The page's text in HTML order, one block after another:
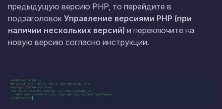
предыдущую версию PHP, то перейдите в
подзаголовок Управление версиями PHP (при
наличии нескольких версий) и переключите на
новую версию согласно инструкции.